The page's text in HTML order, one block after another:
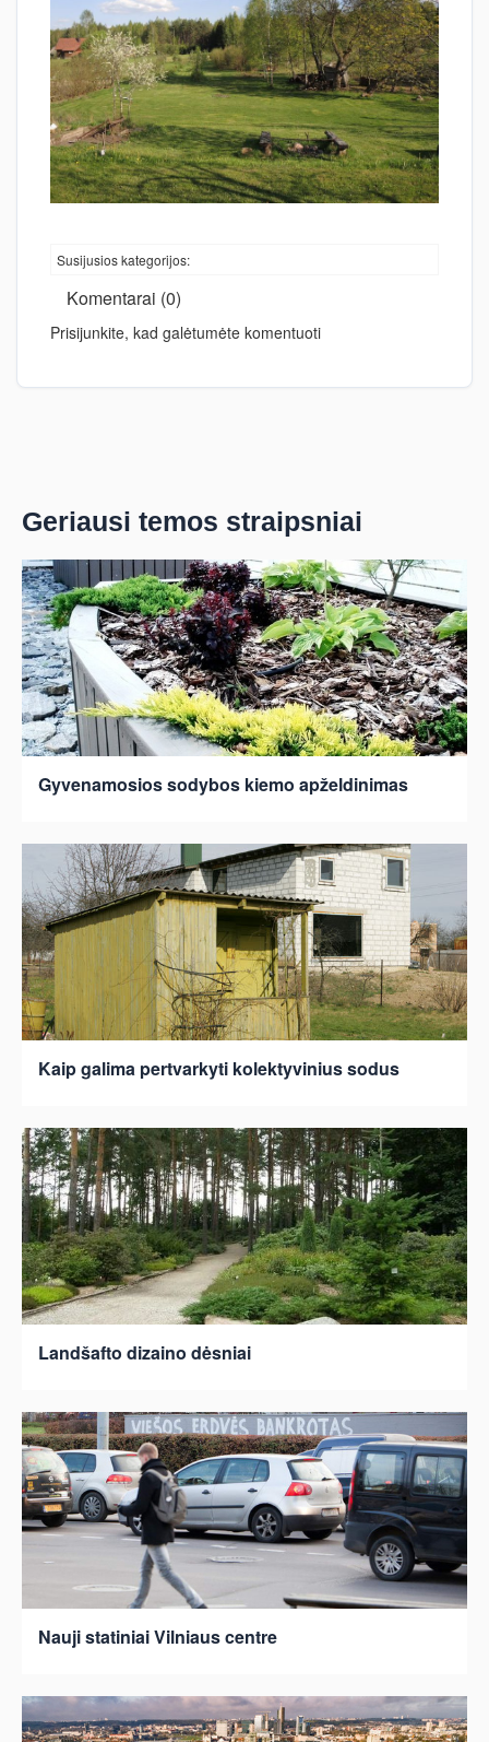
Susijusios kategorijos:
Komentarai (0)
Prisijunkite, kad galėtumėte komentuoti
Geriausi temos straipsniai
Gyvenamosios sodybos kiemo apželdinimas
Kaip galima pertvarkyti kolektyvinius sodus
Landšafto dizaino dėsniai
Nauji statiniai Vilniaus centre